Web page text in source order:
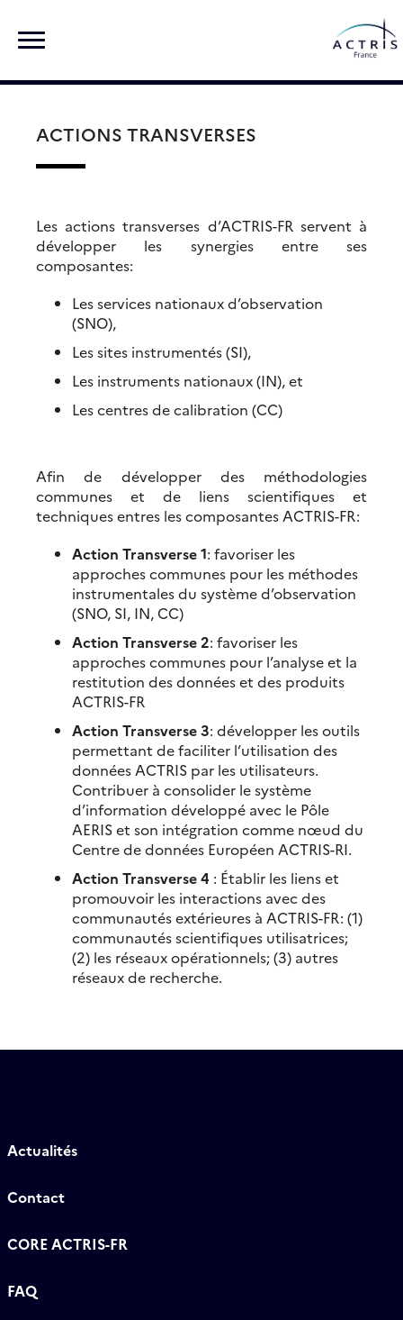
content
ACTIONS TRANSVERSES
Les actions transverses d’ACTRIS-FR servent à
développer les synergies entre ses
composantes:
Les services nationaux d’observation
(SNO),
Les sites instrumentés (SI),
Les instruments nationaux (IN), et
Les centres de calibration (CC)
Afin de développer des méthodologies
communes et de liens scientifiques et
techniques entres les composantes ACTRIS-FR:
Action Transverse 1: favoriser les
approches communes pour les méthodes
instrumentales du système d’observation
(SNO, SI, IN, CC)
Action Transverse 2: favoriser les
approches communes pour l’analyse et la
restitution des données et des produits
ACTRIS-FR
Action Transverse 3: développer les outils
permettant de faciliter l’utilisation des
données ACTRIS par les utilisateurs.
Contribuer à consolider le système
d’information développé avec le Pôle
AERIS et son intégration comme nœud du
Centre de données Européen ACTRIS-RI.
Action Transverse 4 : Établir les liens et
promouvoir les interactions avec des
communautés extérieures à ACTRIS-FR: (1)
communautés scientifiques utilisatrices;
(2) les réseaux opérationnels; (3) autres
réseaux de recherche.
Actualités
Contact
CORE ACTRIS-FR
FAQ